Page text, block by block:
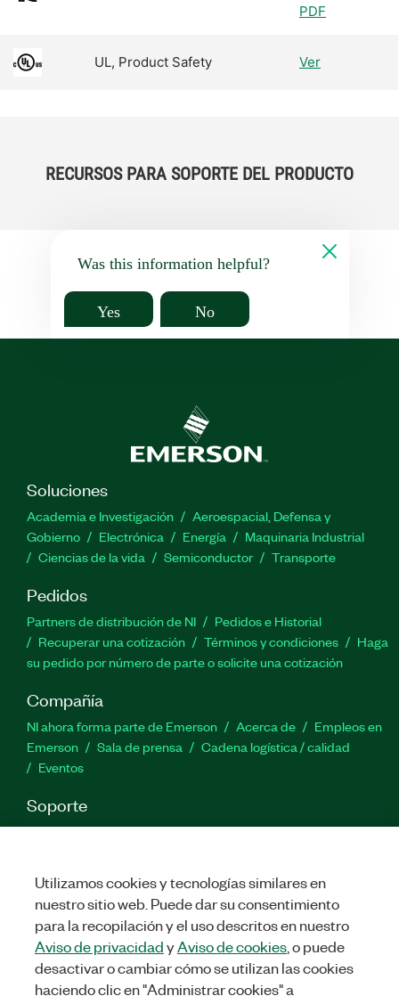
PDF
UL, Product Safety Ver
RECURSOS PARA SOPORTE DEL PRODUCTO
Was this information helpful?
Yes No
Soluciones
Academia e Investigación
Aeroespacial, Defensa y
Gobierno
Electrónica Energía
Maquinaria Industrial
Ciencias de la vida
Semiconductor Transporte
Pedidos
Partners de distribución de NI
Pedidos e Historial
Recuperar una cotización
Términos y condiciones
Haga
su pedido por número de parte o solicite una cotización
Compañía
NI ahora forma parte de Emerson Acerca de
Empleos en
Emerson
Sala de prensa
Cadena logística / calidad
Eventos
Soporte
Descargas Documentación de productos
Foros de
TwitterFacebook
LinkedIn
Utilizamos cookies y tecnologías similares en
nuestro sitio web. Puede dar su consentimiento
para la recopilación y el uso descritos en nuestro
Aviso de privacidadyAviso de cookies, o puede
desactivar o cambiar cómo se utilizan las cookies
haciendo clic en "Administrar cookies" a